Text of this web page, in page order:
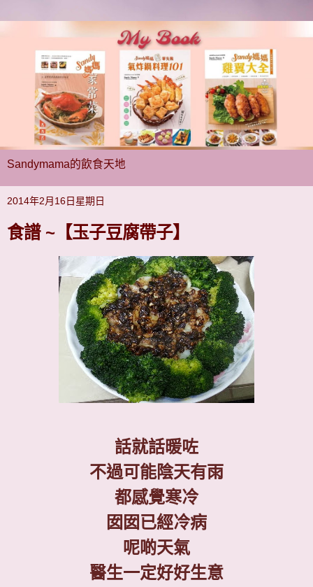
Sandymama的飲食天地
2014年2月16日星期日
食譜 ~【玉子豆腐帶子】
話就話暖咗
不過可能陰天有雨
都感覺寒冷
囡囡已經冷病
呢啲天氣
醫生一定好好生意